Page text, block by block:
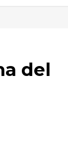
del